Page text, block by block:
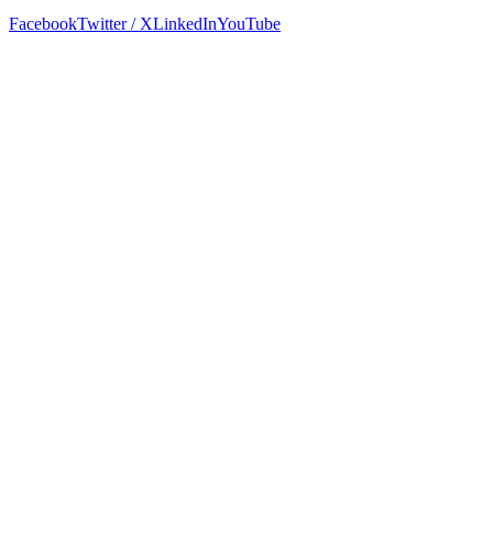
FacebookTwitter / XLinkedInYouTube